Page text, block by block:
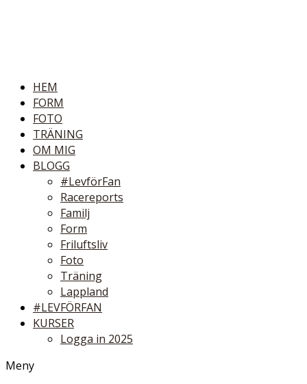
HEM
FORM
FOTO
TRÄNING
OM MIG
BLOGG
#LevförFan
Racereports
Familj
Form
Friluftsliv
Foto
Träning
Lappland
#LEVFÖRFAN
KURSER
Logga in 2025
Meny